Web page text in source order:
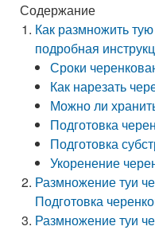
Содержание
Как размножить
подробная
Сроки
Как нарезать
Можно ли
Подготовка
Подготовка
Укоренение
Размножение туи
Подготовка
Размножение туи